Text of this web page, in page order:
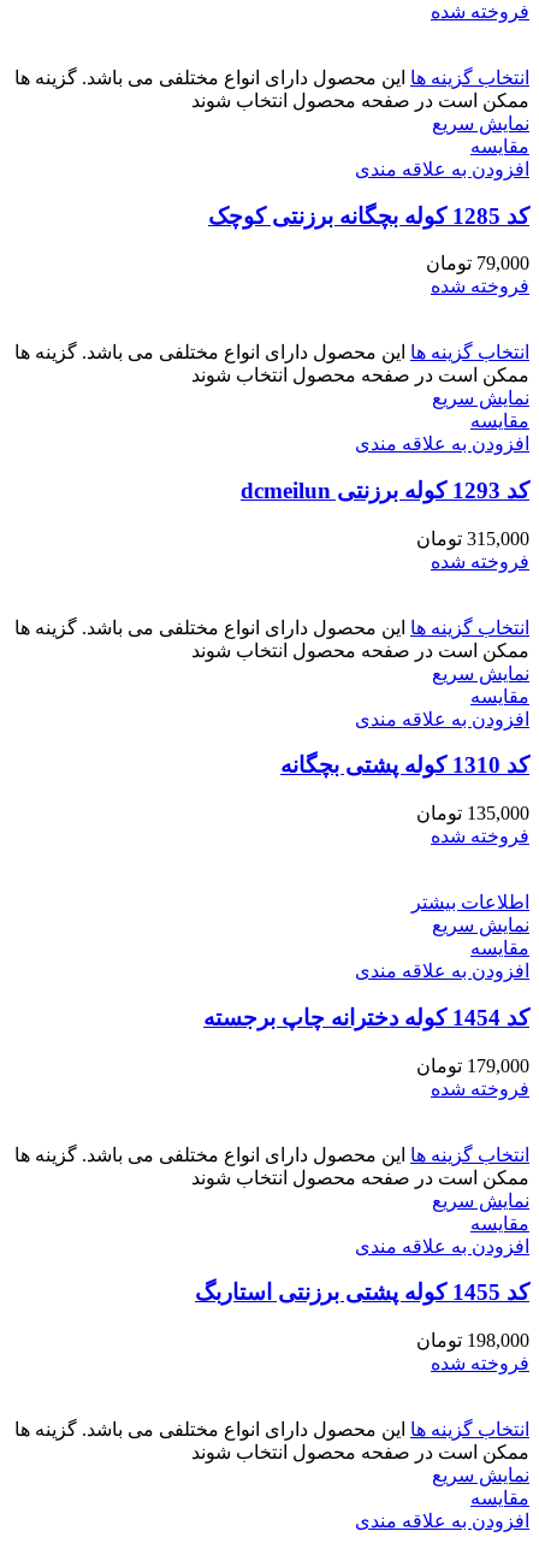
فروخته شده
انتخاب گزینه ها این محصول دارای انواع مختلفی می باشد. گزینه ها
ممکن است در صفحه محصول انتخاب شوند
نمایش سریع
مقايسه
افزودن به علاقه مندی
کد 1285 کوله بچگانه برزنتی کوچک
79,000 تومان
فروخته شده
انتخاب گزینه ها این محصول دارای انواع مختلفی می باشد. گزینه ها
ممکن است در صفحه محصول انتخاب شوند
نمایش سریع
مقايسه
افزودن به علاقه مندی
کد 1293 کوله برزنتی dcmeilun
315,000 تومان
فروخته شده
انتخاب گزینه ها این محصول دارای انواع مختلفی می باشد. گزینه ها
ممکن است در صفحه محصول انتخاب شوند
نمایش سریع
مقايسه
افزودن به علاقه مندی
کد 1310 کوله پشتی بچگانه
135,000 تومان
فروخته شده
اطلاعات بیشتر
نمایش سریع
مقايسه
افزودن به علاقه مندی
کد 1454 کوله دخترانه چاپ برجسته
179,000 تومان
فروخته شده
انتخاب گزینه ها این محصول دارای انواع مختلفی می باشد. گزینه ها
ممکن است در صفحه محصول انتخاب شوند
نمایش سریع
مقايسه
افزودن به علاقه مندی
کد 1455 کوله پشتی برزنتی استاربگ
198,000 تومان
فروخته شده
انتخاب گزینه ها این محصول دارای انواع مختلفی می باشد. گزینه ها
ممکن است در صفحه محصول انتخاب شوند
نمایش سریع
مقايسه
افزودن به علاقه مندی